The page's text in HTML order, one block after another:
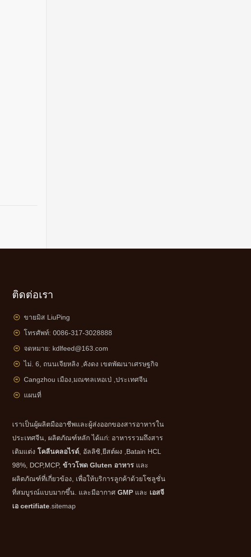
ติดต่อเรา
ขายมิส LiuPing
โทรศัพท์: 0086-317-3028888
จดหมาย: kdlfeed@163.com
ไม่. 6, ถนนเจียหลิง , คังดง เขตพัฒนาเศรษฐกิจ
Cangzhou เมือง,มณฑลเหอเป่ ,ประเทศจีน
แผนที่
เราเป็นผู้ผลิตมืออาชีพและผู้ส่งออกของสารอาหารใน
ประเทศจีน, ผลิตภัณฑ์หลัก ได้แก่: อาหารรวมถึงสาร
เติมแต่งโคลีนคลอไรด์ , อัลลิซิ,ยีสต์ผง ,Batain HCL
98%, DCP,MCP,ข้าวโพด Gluten อาหาร และ
ผลิตภัณฑ์ที่เกี่ยวข้อง, เพื่อให้บริการลูกค้าด้วยโซลูชั่น
ที่สมบูรณ์แบบมากขึ้น. และมีอากาศGMP และ เอสจี
เอ certifiate .sitemap